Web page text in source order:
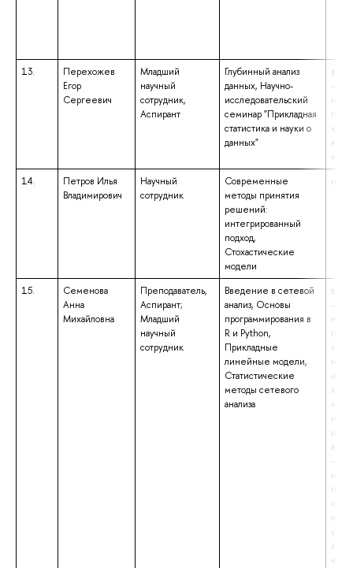
13.
Перехожев
Егор
Сергеевич
Младший
научный
сотрудник,
Аспирант
Глубинный анализ
данных, Научно-
исследовательский
семинар "Прикладная
статистика и науки о
данных"
–
14.
Петров Илья
Владимирович
Научный
сотрудник
Современные
методы принятия
решений:
интегрированный
подход,
Стохастические
модели
не
15.
Семенова
Анна
Михайловна
Преподаватель,
Аспирант;
Младший
научный
сотрудник
Введение в сетевой
анализ, Основы
программирования в
R и Python,
Прикладные
линейные модели,
Статистические
методы сетевого
анализа
–
–